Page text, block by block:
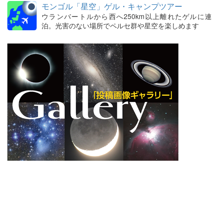
モンゴル「星空」ゲル・キャンプツアー
ウランバートルから西へ250km以上離れたゲルに連
泊。光害のない場所でペルセ群や星空を楽しめます